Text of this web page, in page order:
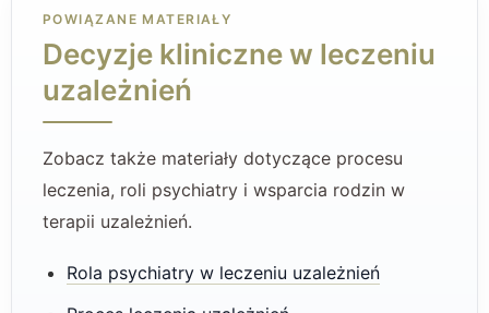
POWIĄZANE MATERIAŁY
Decyzje kliniczne w leczeniu
uzależnień
Zobacz także materiały dotyczące procesu
leczenia, roli psychiatry i wsparcia rodzin w
terapii uzależnień.
Rola psychiatry w leczeniu uzależnień